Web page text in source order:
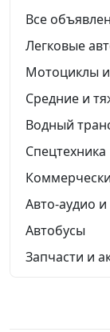
Все
Легковые
Мотоциклы
Средние и
Водный
Спецтехника
Авто-аудио
Автобусы
Запчасти и